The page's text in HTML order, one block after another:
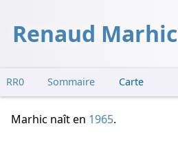
Renaud Marhic
RR0 Sommaire Carte
Marhic naîten 1965.